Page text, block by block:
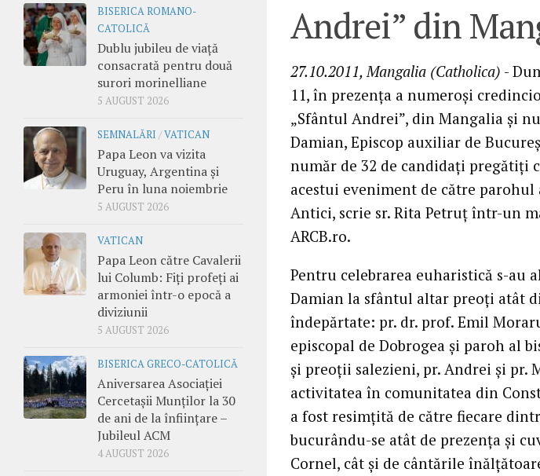
Andrei” din
27.10.2011, Mangalia (Catholica) -
11, în prezenţa a numeroşi
„Sfântul Andrei”, din Mangalia şi
Damian, Episcop auxiliar de
număr de 32 de candidaţi pregătiţi
acestui eveniment de către
Antici, scrie sr. Rita Petruţ într-un
ARCB.ro.
Pentru celebrarea euharistică s-au
Damian la sfântul altar preoţi atât
îndepărtate: pr. dr. prof. Emil
episcopal de Dobrogea şi paroh al
şi preoţii salezieni, pr. Andrei şi pr.
activitatea în comunitatea din
a fost resimţită de către fiecare
bucurându-se atât de prezenţa şi
Cornel, cât şi de cântările
BISERICA ROMANO-
CATOLICĂ
Dublu jubileu de viață
consacrată pentru două
surori morinelliane
5 AUGUST 2026
SEMNALĂRI /VATICAN
Papa Leon va vizita
Uruguay, Argentina și
Peru în luna noiembrie
5 AUGUST 2026
VATICAN
Papa Leon către Cavalerii
lui Columb: Fiți profeți ai
armoniei într-o epocă a
diviziunii
5 AUGUST 2026
BISERICA GRECO-CATOLICĂ
Aniversarea Asociației
Cercetașii Munților la 30
de ani de la înființare –
Jubileul ACM
4 AUGUST 2026